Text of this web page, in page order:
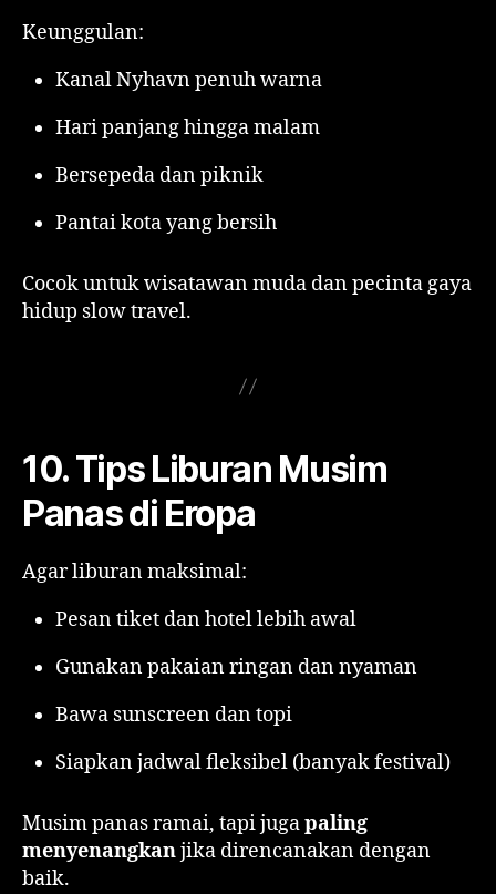
Keunggulan:
Kanal Nyhavn penuh warna
Hari panjang hingga malam
Bersepeda dan piknik
Pantai kota yang bersih
Cocok untuk wisatawan muda dan pecinta gaya
hidup slow travel.
10. Tips Liburan Musim
Panas di Eropa
Agar liburan maksimal:
Pesan tiket dan hotel lebih awal
Gunakan pakaian ringan dan nyaman
Bawa sunscreen dan topi
Siapkan jadwal fleksibel (banyak festival)
Musim panas ramai, tapi jugapaling
menyenangkanjika direncanakan dengan
baik.